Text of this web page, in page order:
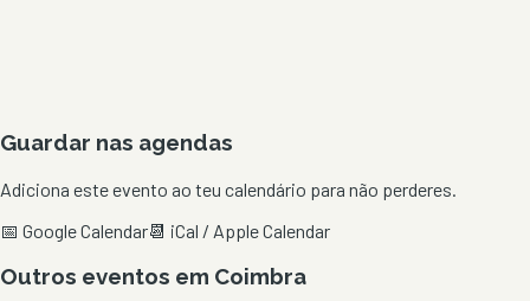
Guardar nas agendas
Adiciona este evento ao teu calendário para não perderes.
📅 Google Calendar📆 iCal / Apple Calendar
Outros eventos em Coimbra